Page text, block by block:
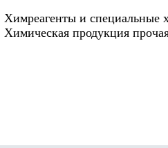
Химреагенты и специальные
Химическая продукция